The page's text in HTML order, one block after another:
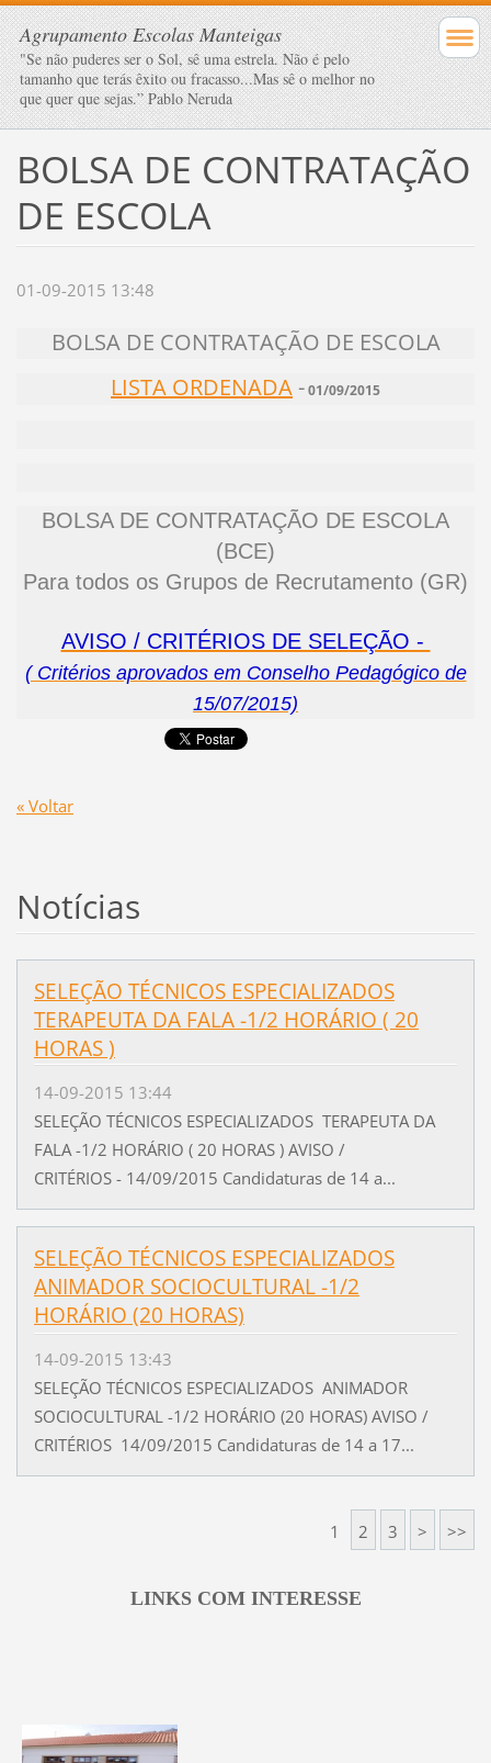
Agrupamento Escolas Manteigas
"Se não puderes ser o Sol, sê uma estrela. Não é pelo
tamanho que terás êxito ou fracasso...Mas sê o melhor no
que quer que sejas.” Pablo Neruda
BOLSA DE CONTRATAÇÃO
DE ESCOLA
01-09-2015 13:48
BOLSA DE CONTRATAÇÃO DE ESCOLA
LISTA ORDENADA-01/09/2015
BOLSA DE CONTRATAÇÃO DE ESCOLA
(BCE)
Para todos os Grupos de Recrutamento (GR)
AVISO / CRITÉRIOS DE SELEÇÃO -
( Critérios aprovados em Conselho Pedagógico de
15/07/2015)
« Voltar
Notícias
SELEÇÃO TÉCNICOS ESPECIALIZADOS
TERAPEUTA DA FALA -1/2 HORÁRIO ( 20
HORAS )
14-09-2015 13:44
SELEÇÃO TÉCNICOS ESPECIALIZADOS TERAPEUTA DA
FALA -1/2 HORÁRIO ( 20 HORAS ) AVISO /
CRITÉRIOS - 14/09/2015 Candidaturas de 14 a...
SELEÇÃO TÉCNICOS ESPECIALIZADOS
ANIMADOR SOCIOCULTURAL -1/2
HORÁRIO (20 HORAS)
14-09-2015 13:43
SELEÇÃO TÉCNICOS ESPECIALIZADOS ANIMADOR
SOCIOCULTURAL -1/2 HORÁRIO (20 HORAS) AVISO /
CRITÉRIOS 14/09/2015 Candidaturas de 14 a 17...
1 2 3 > >>
LINKS COM INTERESSE